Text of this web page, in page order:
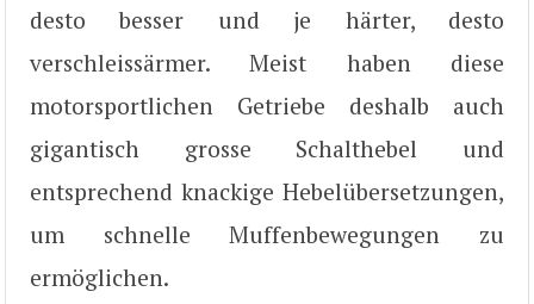
desto besser und je härter, desto
verschleissärmer. Meist haben diese
motorsportlichen Getriebe deshalb auch
gigantisch grosse Schalthebel und
entsprechend knackige Hebelübersetzungen,
um schnelle Muffenbewegungen zu
ermöglichen.